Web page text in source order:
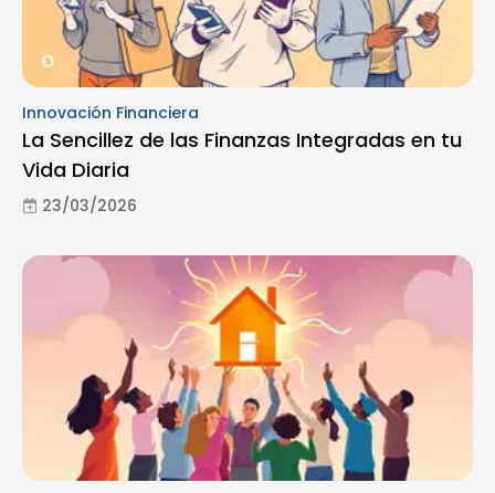
Innovación Financiera
La Sencillez de las Finanzas Integradas en tu
Vida Diaria
23/03/2026